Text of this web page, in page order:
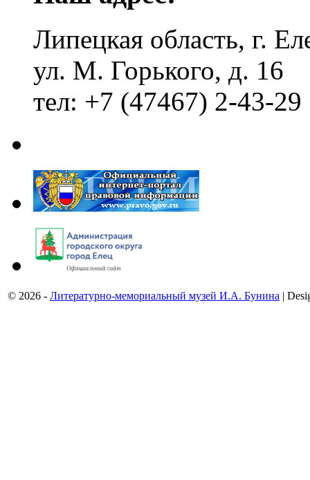
Липецкая область, г.
ул. М. Горького, д. 16
тел: +7 (47467) 2-43-29
© 2026 - Литературно-мемориальный музей И.А. Бунина |